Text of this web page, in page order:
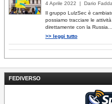
FEDIVERSO
4 Aprile 2022 | Dario
Il gruppo LulzSec è
possiamo tracciare le
direttamente con la Russia....
>> leggi tutto